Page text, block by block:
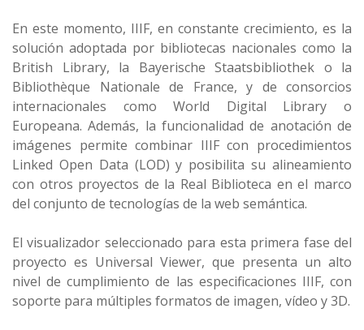
En este momento, IIIF, en constante crecimiento, es la
solución adoptada por bibliotecas nacionales como la
British Library, la Bayerische Staatsbibliothek o la
Bibliothèque Nationale de France, y de consorcios
internacionales como World Digital Library o
Europeana. Además, la funcionalidad de anotación de
imágenes permite combinar IIIF con procedimientos
Linked Open Data (LOD) y posibilita su alineamiento
con otros proyectos de la Real Biblioteca en el marco
del conjunto de tecnologías de la web semántica.
El visualizador seleccionado para esta primera fase del
proyecto es Universal Viewer, que presenta un alto
nivel de cumplimiento de las especificaciones IIIF, con
soporte para múltiples formatos de imagen, vídeo y 3D.